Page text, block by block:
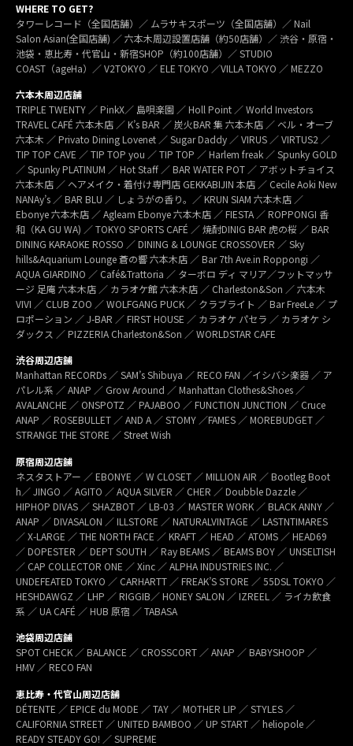
WHERE TO GET?
タワーレコード（全国店舗）／ ムラサキスポーツ（全国店舗）／ Nail
Salon Asian(全国店舗) ／ 六本木周辺設置店舗（約50店舗）／ 渋谷・原宿・
池袋・恵比寿・代官山・新宿SHOP（約100店舗）／ STUDIO
COAST（ageHa）／ V2TOKYO ／ ELE TOKYO ／VILLA TOKYO ／ MEZZO
六本木周辺店舗
TRIPLE TWENTY ／ PinkX／ 島唄楽園 ／ Holl Point ／ World Investors
TRAVEL CAFÉ 六本木店 ／ K’s BAR ／ 炭火BAR 集 六本木店 ／ ベル・オーブ
六本木 ／ Privato Dining Lovenet ／ Sugar Daddy ／ VIRUS ／ VIRTUS2 ／
TIP TOP CAVE ／ TIP TOP you ／ TIP TOP ／ Harlem freak ／ Spunky GOLD
／ Spunky PLATINUM ／ Hot Staff ／ BAR WATER POT ／ アボットチョイス
六本木店 ／ ヘアメイク・着付け専門店 GEKKABIJIN 本店 ／ Cecile Aoki New
NANAy’s ／ BAR BLU ／ しょうがの香り。／ KRUN SIAM 六本木店 ／
Ebonye 六本木店 ／ Agleam Ebonye 六本木店 ／ FIESTA ／ ROPPONGI 香
和（KA GU WA) ／ TOKYO SPORTS CAFÉ ／ 焼酎DINIG BAR 虎の桜 ／ BAR
DINING KARAOKE ROSSO ／ DINING & LOUNGE CROSSOVER ／ Sky
hills&Aquarium Lounge 蒼の響 六本木店 ／ Bar 7th Ave.in Roppongi ／
AQUA GIARDINO ／ Café&Trattoria ／ ターボロ ディ マリア／フットマッサ
ージ 足庵 六本木店 ／ カラオケ館 六本木店 ／ Charleston&Son ／ 六本木
VIVI ／ CLUB ZOO ／ WOLFGANG PUCK ／ クラブライト ／ Bar FreeLe ／ プ
ロポーション ／ J-BAR ／ FIRST HOUSE ／ カラオケ パセラ ／ カラオケ シ
ダックス ／ PIZZERIA Charleston&Son ／ WORLDSTAR CAFE
渋谷周辺店舗
Manhattan RECORDs ／ SAM’s Shibuya ／ RECO FAN ／イシバシ楽器 ／ ア
パレル系 ／ ANAP ／ Grow Around ／ Manhattan Clothes&Shoes ／
AVALANCHE ／ ONSPOTZ ／ PAJABOO ／ FUNCTION JUNCTION ／ Cruce
ANAP ／ ROSEBULLET ／ AND A ／ STOMY ／FAMES ／ MOREBUDGET ／
STRANGE THE STORE ／ Street Wish
原宿周辺店舗
ネスタストアー ／ EBONYE ／ W CLOSET ／ MILLION AIR ／ Bootleg Boot
h／ JINGO ／ AGITO ／ AQUA SILVER ／ CHER ／ Doubble Dazzle ／
HIPHOP DIVAS ／ SHAZBOT ／ LB-03 ／ MASTER WORK ／ BLACK ANNY ／
ANAP ／ DIVASALON ／ ILLSTORE ／ NATURALVINTAGE ／ LASTNTIMARES
／ X-LARGE ／ THE NORTH FACE ／ KRAFT ／ HEAD ／ ATOMS ／ HEAD69
／ DOPESTER ／ DEPT SOUTH ／ Ray BEAMS ／ BEAMS BOY ／ UNSELTISH
／ CAP COLLECTOR ONE ／ Xinc ／ ALPHA INDUSTRIES INC. ／
UNDEFEATED TOKYO ／ CARHARTT ／ FREAK’S STORE ／ 55DSL TOKYO ／
HESHDAWGZ ／ LHP ／ RIGGIB／ HONEY SALON ／ IZREEL ／ ライカ飲食
系 ／ UA CAFÉ ／ HUB 原宿 ／ TABASA
池袋周辺店舗
SPOT CHECK ／ BALANCE ／ CROSSCORT ／ ANAP ／ BABYSHOOP ／
HMV ／ RECO FAN
恵比寿・代官山周辺店舗
DÉTENTE ／ EPICE du MODE ／ TAY ／ MOTHER LIP ／ STYLES ／
CALIFORNIA STREET ／ UNITED BAMBOO ／ UP START ／ heliopole ／
READY STEADY GO! ／ SUPREME